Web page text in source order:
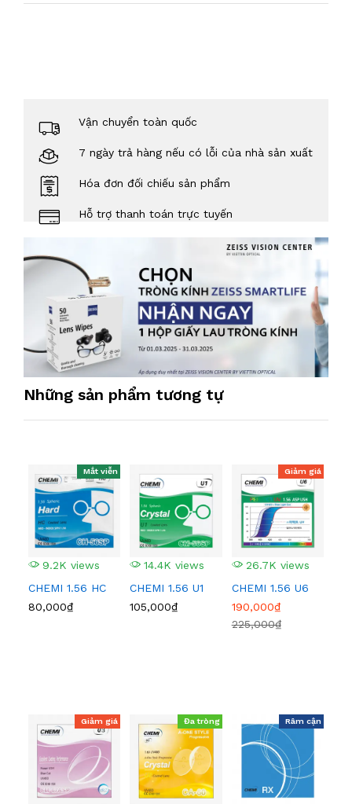
Vận chuyển toàn quốc
7 ngày trả hàng nếu có lỗi của nhà sản xuất
Hóa đơn đối chiếu sản phẩm
Hỗ trợ thanh toán trực tuyến
Những sản phẩm tương tự
9.2K views
Mắt viễn
CHEMI 1.56 HC
80,000₫
14.4K views
CHEMI 1.56 U1
105,000₫
26.7K views
Giảm giá
CHEMI 1.56 U6
190,000₫
225,000₫
Giảm giá Đa tròng Râm cận